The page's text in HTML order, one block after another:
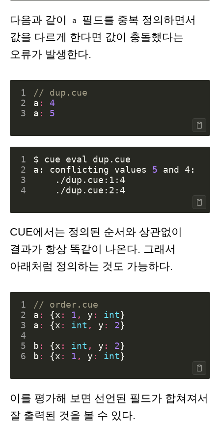
다음과 같이 a
필드를 중복 정의하면서
값을 다르게 한다면 값이 충돌했다는
오류가 발생한다.
1
// dup.cue
2
a :
4
3
a : 5
1 $ cue eval
2
a: conflicting values 5
3
4
CUE에서는 정의된 순서와 상관없이
결과가 항상 똑같이 나온다. 그래서
아래처럼 정의하는 것도 가능하다.
1
// order.cue
2
a : {x : 1 , y : int}
3
a : {x : int , y : 2}
4
5
b : {x : int , y : 2}
6
b : {x : 1 , y : int}
이를 평가해 보면 선언된 필드가 합쳐져서
잘 출력된 것을 볼 수 있다.